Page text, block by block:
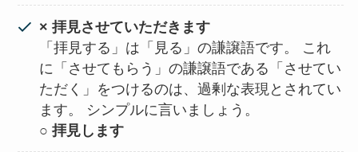
× 拝見させていただきます
「拝見する」は「見る」の謙譲語です。 これ
に「させてもらう」の謙譲語である「させてい
ただく」をつけるのは、過剰な表現とされてい
ます。 シンプルに言いましょう。
○ 拝見します